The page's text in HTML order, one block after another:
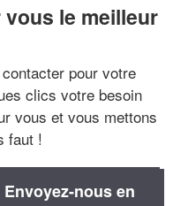
le meilleur
pour votre
clics votre besoin
vous et vous mettons
faut !
Envoyez-nous en